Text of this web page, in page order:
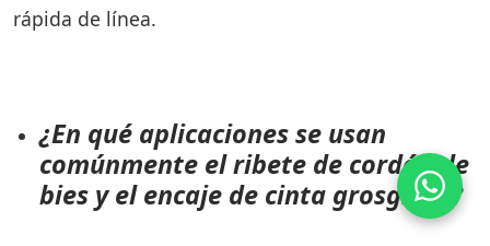
rápida de línea.
¿En qué aplicaciones se usan
comúnmente el ribete de cordón de
bies y el encaje de cinta grosgrain?